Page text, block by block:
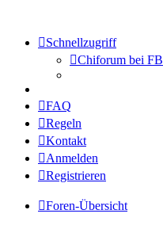
Schnellzugriff
Chiforum bei FB
FAQ
Regeln
Kontakt
Anmelden
Registrieren
Foren-Übersicht